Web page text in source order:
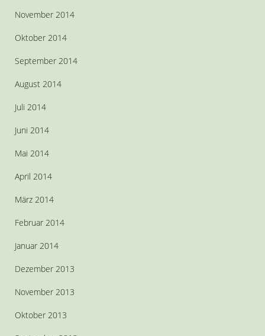
November 2014
Oktober 2014
September 2014
August 2014
Juli 2014
Juni 2014
Mai 2014
April 2014
März 2014
Februar 2014
Januar 2014
Dezember 2013
November 2013
Oktober 2013